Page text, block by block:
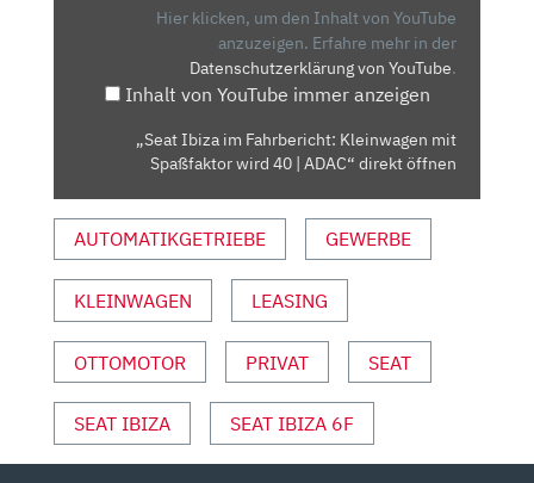
KLEINWAGEN
ON Y
OUTUBE A
Hier klicken, um den Inhalt von YouTube
anzuzeigen. Erfahre mehr in der
Datenschutzerklärung von YouTube.
Inhalt von YouTube immer anzeigen
„Seat Ibiza im Fahrbericht: Kleinwagen mit
Spaßfaktor wird 40 | ADAC“ direkt öffnen
AUTOMATIKGETRIEBE GEWERBE
KLEINWAGEN LEASING
OTTOMOTOR PRIVAT SEAT
SEAT IBIZA SEAT IBIZA 6F